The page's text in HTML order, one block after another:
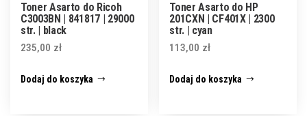
Toner Asarto do Ricoh
C3003BN | 841817 | 29000
str. | black
235,00 zł
Dodaj do koszyka
Toner Asarto do HP
201CXN | CF401X | 2300
str. | cyan
113,00 zł
Dodaj do koszyka